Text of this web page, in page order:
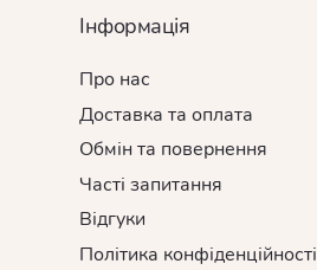
Інформація
Про нас
Доставка та оплата
Обмін та повернення
Часті запитання
Відгуки
Політика конфіденційності